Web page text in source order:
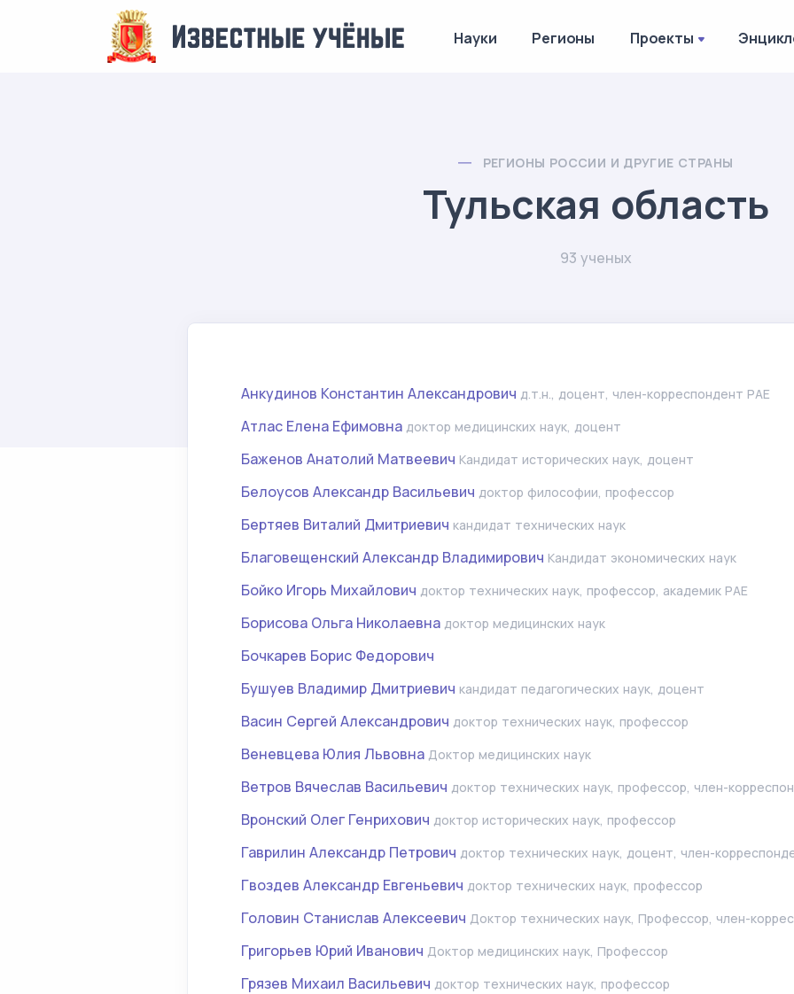
Науки Регионы Проекты
РЕГИОНЫ РОССИИ И ДРУГИЕ СТРАНЫ
Тульская область
93 ученых
Анкудинов Константин Александрович д.т.н., доцент, член-корреспондент РАЕ
Атлас Елена Ефимовна доктор медицинских наук, доцент
Баженов Анатолий Матвеевич Кандидат исторических наук, доцент
Белоусов Александр Васильевич доктор философии, профессор
Бертяев Виталий Дмитриевич кандидат технических наук
Благовещенский Александр Владимирович Кандидат экономических наук
Бойко Игорь Михайлович доктор технических наук, профессор, академик РАЕ
Борисова Ольга Николаевна доктор медицинских наук
Бочкарев Борис Федорович
Бушуев Владимир Дмитриевич кандидат педагогических наук, доцент
Васин Сергей Александрович доктор технических наук, профессор
Веневцева Юлия Львовна Доктор медицинских наук
Ветров Вячеслав Васильевич доктор технических наук, профессор, член-
Вронский Олег Генрихович доктор исторических наук, профессор
Гаврилин Александр Петрович доктор технических наук, доцент, член-
Гвоздев Александр Евгеньевич доктор технических наук, профессор
Головин Станислав Алексеевич Доктор технических наук, Профессор, член-
Григорьев Юрий Иванович Доктор медицинских наук, Профессор
Грязев Михаил Васильевич доктор технических наук, профессор